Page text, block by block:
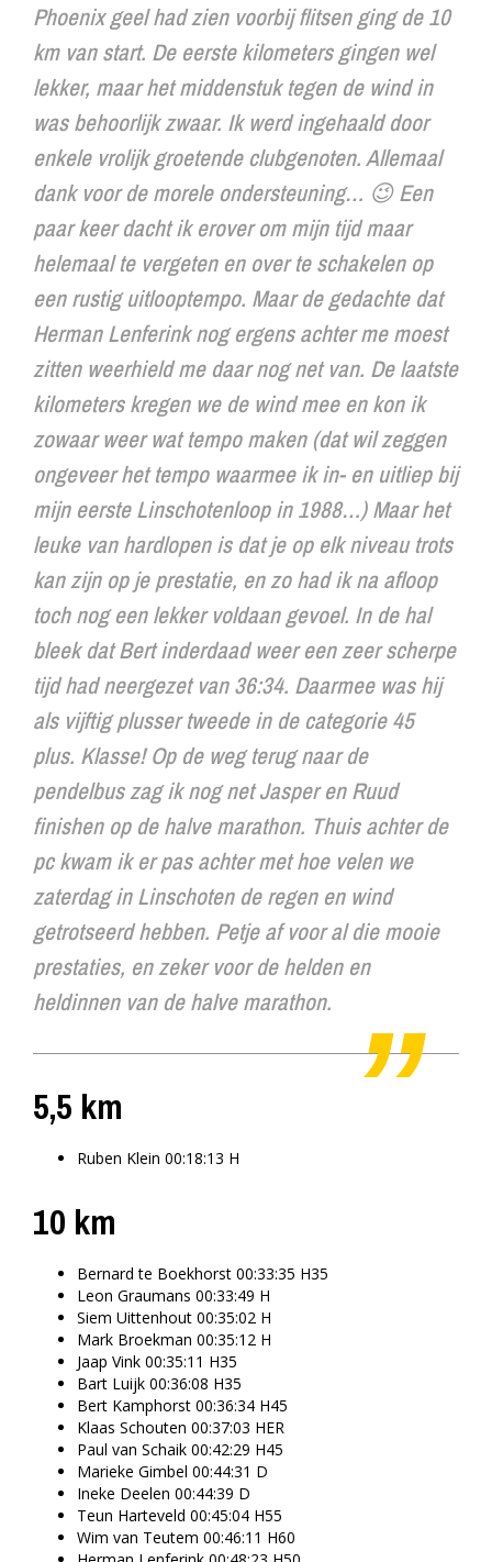
Phoenix geel had zien voorbij flitsen ging de 10
km van start. De eerste kilometers gingen wel
lekker, maar het middenstuk tegen de wind in
was behoorlijk zwaar. Ik werd ingehaald door
enkele vrolijk groetende clubgenoten. Allemaal
dank voor de morele ondersteuning… 😉 Een
paar keer dacht ik erover om mijn tijd maar
helemaal te vergeten en over te schakelen op
een rustig uitlooptempo. Maar de gedachte dat
Herman Lenferink nog ergens achter me moest
zitten weerhield me daar nog net van. De laatste
kilometers kregen we de wind mee en kon ik
zowaar weer wat tempo maken (dat wil zeggen
ongeveer het tempo waarmee ik in- en uitliep bij
mijn eerste Linschotenloop in 1988…) Maar het
leuke van hardlopen is dat je op elk niveau trots
kan zijn op je prestatie, en zo had ik na afloop
toch nog een lekker voldaan gevoel. In de hal
bleek dat Bert inderdaad weer een zeer scherpe
tijd had neergezet van 36:34. Daarmee was hij
als vijftig plusser tweede in de categorie 45
plus. Klasse! Op de weg terug naar de
pendelbus zag ik nog net Jasper en Ruud
finishen op de halve marathon. Thuis achter de
pc kwam ik er pas achter met hoe velen we
zaterdag in Linschoten de regen en wind
getrotseerd hebben. Petje af voor al die mooie
prestaties, en zeker voor de helden en
heldinnen van de halve marathon.
5,5 km
Ruben Klein 00:18:13 H
10 km
Bernard te Boekhorst 00:33:35 H35
Leon Graumans 00:33:49 H
Siem Uittenhout 00:35:02 H
Mark Broekman 00:35:12 H
Jaap Vink 00:35:11 H35
Bart Luijk 00:36:08 H35
Bert Kamphorst 00:36:34 H45
Klaas Schouten 00:37:03 HER
Paul van Schaik 00:42:29 H45
Marieke Gimbel 00:44:31 D
Ineke Deelen 00:44:39 D
Teun Harteveld 00:45:04 H55
Wim van Teutem 00:46:11 H60